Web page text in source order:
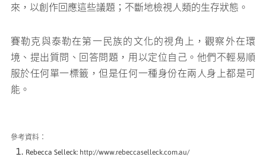
來，以創作回應這些議題；不斷地檢視人類的生存狀態。
賽勒克與泰勒在第一民族的文化的視角上，觀察外在環
境、提出質問、回答問題，用以定位自己。他們不輕易順
服於任何單一標籤，但是任何一種身份在兩人身上都是可
能。
參考資料：
Rebecca Selleck: http://www.rebeccaselleck.com.au/